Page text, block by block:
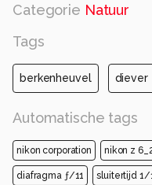
Categorie Natuur
Tags
berkenheuvel diever
Automatische tags
nikon corporation nikon z
diafragma ƒ/11 sluitertijd 1/